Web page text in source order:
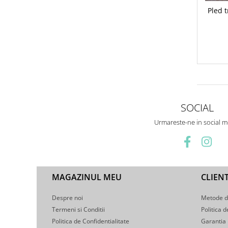
Pled
SOCIAL
Urmareste-ne in social
MAGAZINUL MEU
Despre noi
Termeni si Conditii
Politica de Confidentialitate
Metode
Politica
Garantia